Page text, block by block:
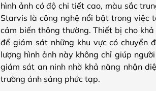
hình ảnh có độ chi tiết cao, màu sắc
Starvis là công nghệ nổi bật trong việc
cảm biến thông thường. Thiết bị cho
để giám sát những khu vực có chuyển
lượng hình ảnh này không chỉ giúp
giám sát an ninh nhờ khả năng nhận
trường ánh sáng phức tạp.